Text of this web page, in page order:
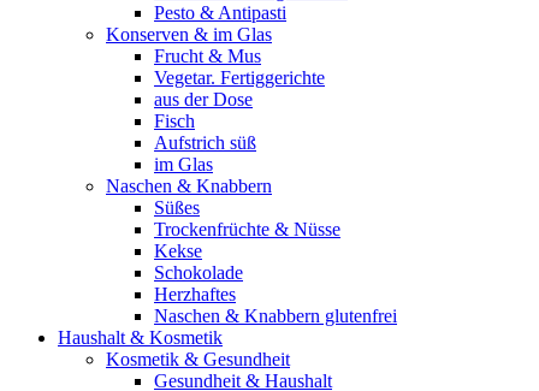
Pesto & Antipasti
Konserven & im Glas
Frucht & Mus
Vegetar. Fertiggerichte
aus der Dose
Fisch
Aufstrich süß
im Glas
Naschen & Knabbern
Süßes
Trockenfrüchte & Nüsse
Kekse
Schokolade
Herzhaftes
Naschen & Knabbern glutenfrei
Haushalt & Kosmetik
Kosmetik & Gesundheit
Gesundheit & Haushalt